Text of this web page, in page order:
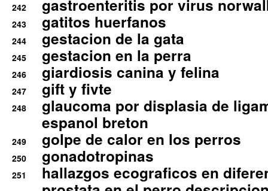
242 gastroenteritis por virus
243 gatitos huerfanos
244 gestacion de la gata
245 gestacion en la perra
246 giardiosis canina y felina
247 gift y fivte
248
glaucoma por displasia de
espanol breton
249 golpe de calor en los perros
250 gonadotropinas
251
hallazgos ecograficos en